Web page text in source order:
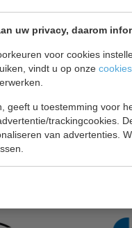
uw privacy, daarom
voor cookies
vindt u op onze cookies
geeft u toestemming voor
trackingcookies.
van advertenties.